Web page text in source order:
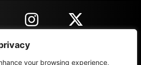
your browsing experience,
INFORMACIJE